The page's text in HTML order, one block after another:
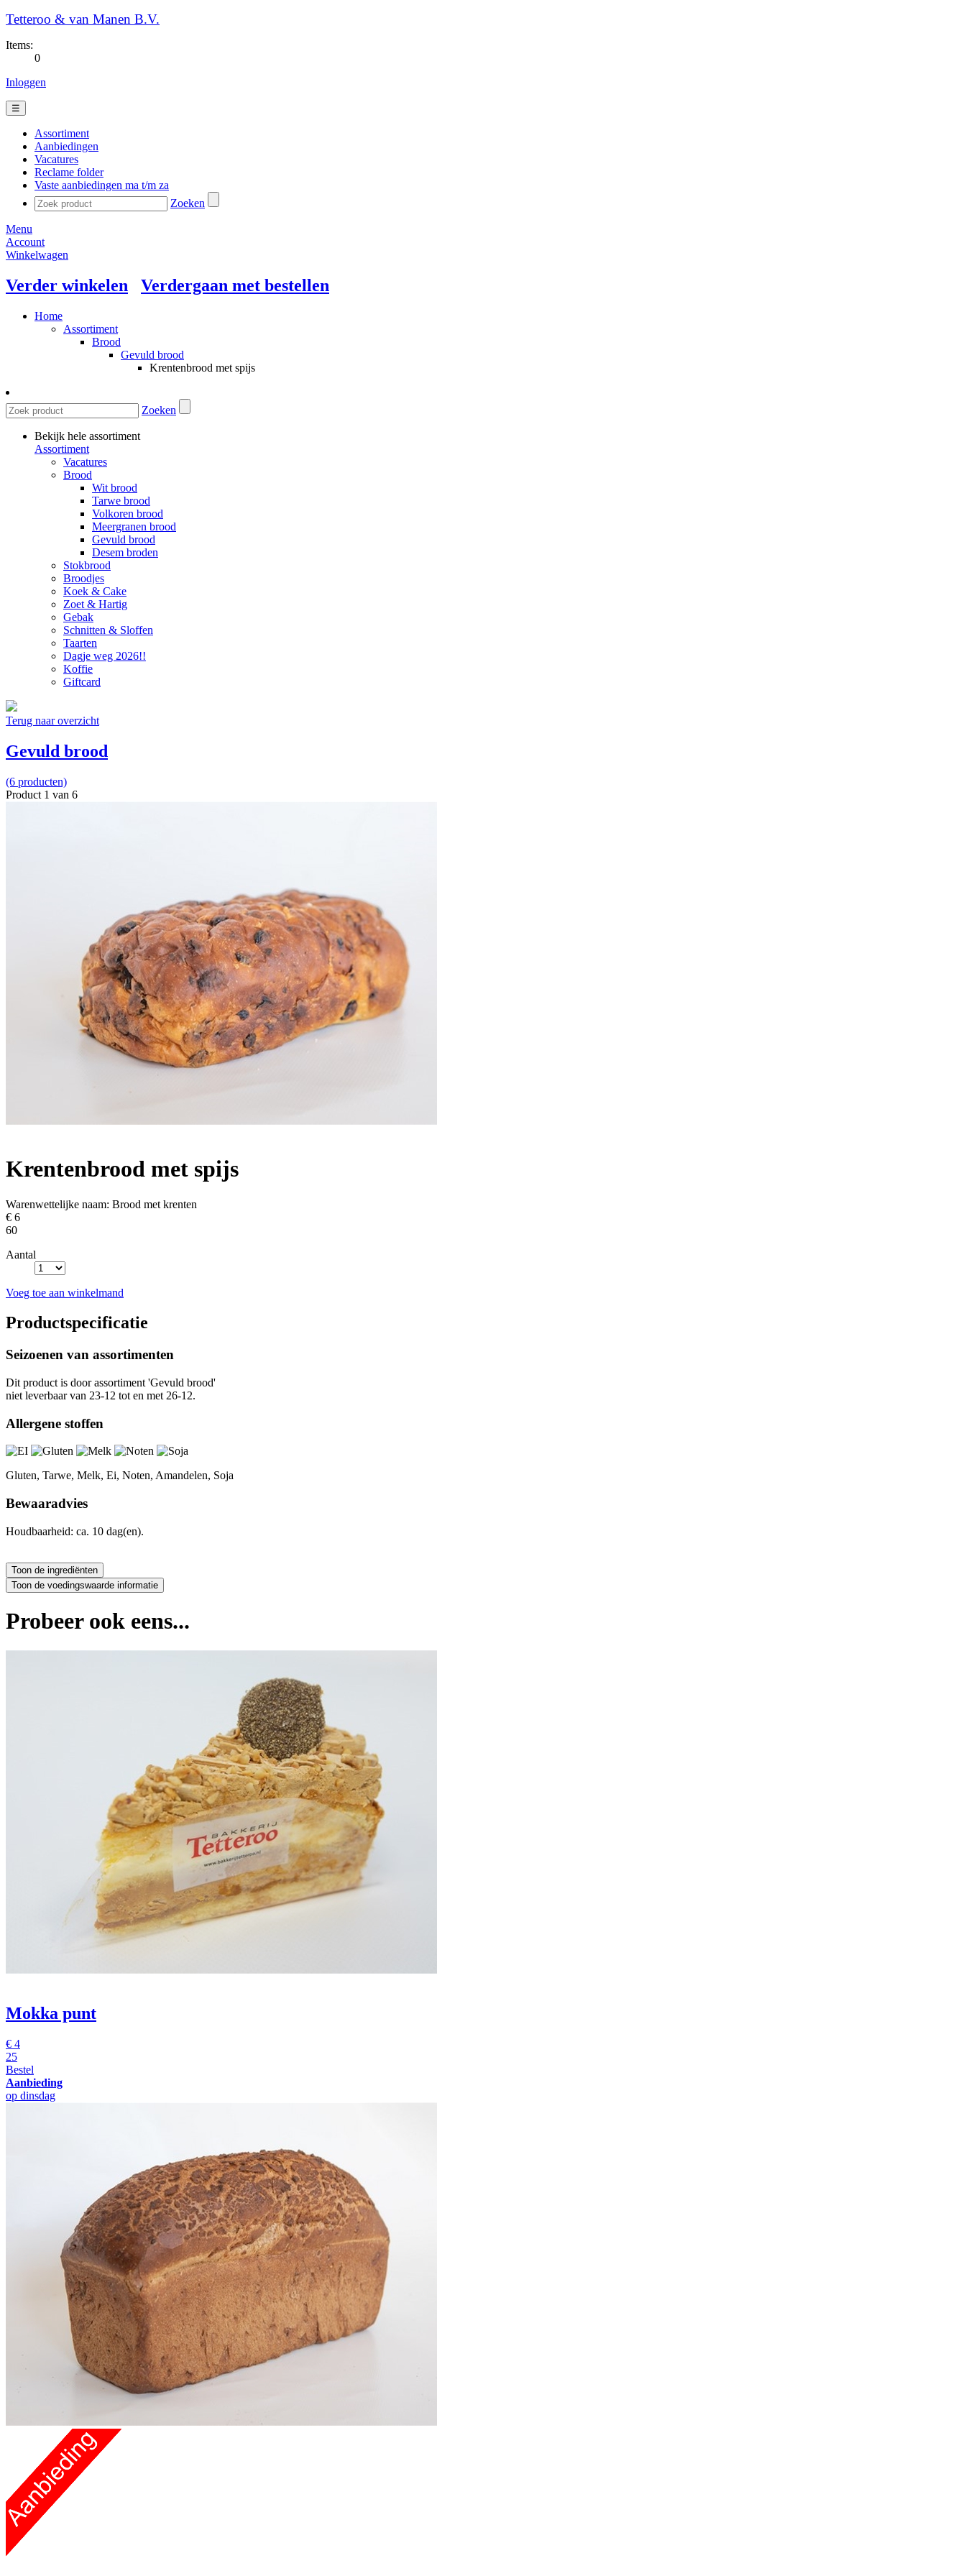
Tetteroo & van Manen B.V.
Items:
0
Inloggen
☰
Assortiment
Aanbiedingen
Vacatures
Reclame folder
Vaste aanbiedingen ma t/m za
Zoeken
Menu
Account
Winkelwagen
Verder winkelen Verdergaan met bestellen
Home
Assortiment
Brood
Gevuld brood
Krentenbrood met spijs
Zoeken
Bekijk hele assortiment
Assortiment
Vacatures
Brood
Wit brood
Tarwe brood
Volkoren brood
Meergranen brood
Gevuld brood
Desem broden
Stokbrood
Broodjes
Koek & Cake
Zoet & Hartig
Gebak
Schnitten & Sloffen
Taarten
Dagje weg 2026!!
Koffie
Giftcard
Terug naar overzicht
Gevuld brood
(6 producten)
Product 1 van 6
Krentenbrood met spijs
Warenwettelijke naam: Brood met krenten
€ 6
60
Aantal
Voeg toe aan winkelmand
Productspecificatie
Seizoenen van assortimenten
Dit product is door assortiment 'Gevuld brood'
niet leverbaar van 23-12 tot en met 26-12.
Allergene stoffen
Gluten, Tarwe, Melk, Ei, Noten, Amandelen, Soja
Bewaaradvies
Houdbaarheid: ca. 10 dag(en).
Probeer ook eens...
Mokka punt
€ 4
25
Bestel
Aanbieding
op dinsdag